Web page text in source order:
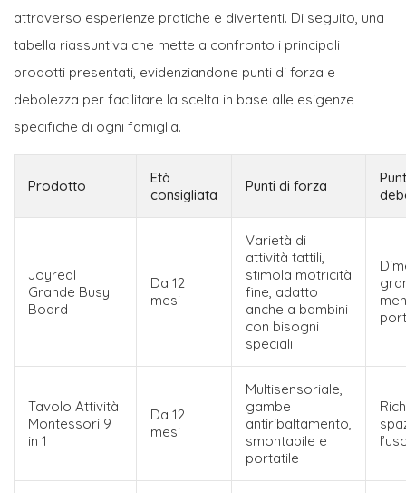
attraverso esperienze pratiche e divertenti. Di seguito, una
tabella riassuntiva che mette a confronto i principali
prodotti presentati, evidenziandone punti di forza e
debolezza per facilitare la scelta in base alle esigenze
specifiche di ogni famiglia.
Prodotto
Età
consigliata
Punti di forza
Joyreal
Grande Busy
Board
Da 12
mesi
Varietà di
attività tattili,
stimola motricità
fine, adatto
anche a bambini
con bisogni
speciali
Tavolo Attività
Montessori 9
in 1
Da 12
mesi
Multisensoriale,
gambe
antiribaltamento,
smontabile e
portatile